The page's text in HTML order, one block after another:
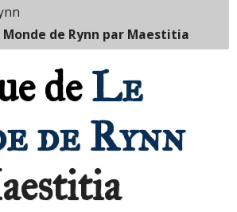
de Rynn par Maestitia
deLe
de Rynn